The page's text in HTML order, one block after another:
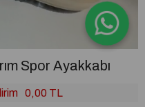
Spor Ayakkabı
0,00 TL